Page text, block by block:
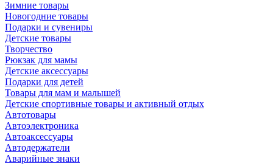
Зимние товары
Новогодние товары
Подарки и сувениры
Детские товары
Творчество
Рюкзак для мамы
Детские аксессуары
Подарки для детей
Товары для мам и малышей
Детские спортивные товары и активный отдых
Автотовары
Автоэлектроника
Автоаксессуары
Автодержатели
Аварийные знаки